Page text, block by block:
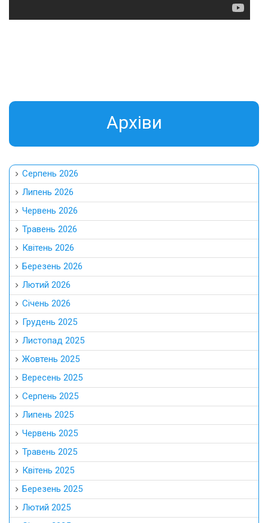
Aрхіви
Серпень 2026
Липень 2026
Червень 2026
Травень 2026
Квітень 2026
Березень 2026
Лютий 2026
Січень 2026
Грудень 2025
Листопад 2025
Жовтень 2025
Вересень 2025
Серпень 2025
Липень 2025
Червень 2025
Травень 2025
Квітень 2025
Березень 2025
Лютий 2025